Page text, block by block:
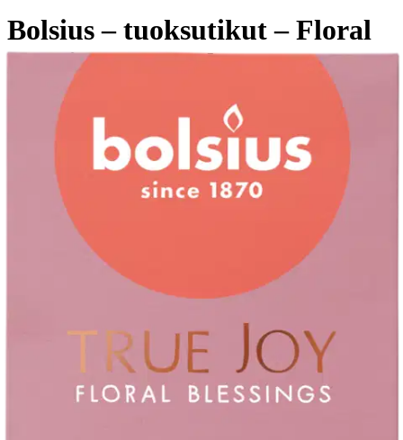
Bolsius – tuoksutikut – Floral
Blessings – 80 ml
Verkkokaupan hinta
Valitse toimitustapa
Nouto myymälästä
Siirry valitsemaan myymälä
Toimitus
Ilmainen toimitus yli 100 €:n tilauksille
Postin pakettiautomaattiin tai
palvelupisteeseen!
Etu ei koske Suuri‑lisäpalvelulla toimitettavia tuotteita.